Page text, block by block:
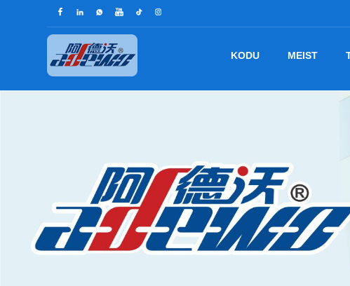
KODU MEIST